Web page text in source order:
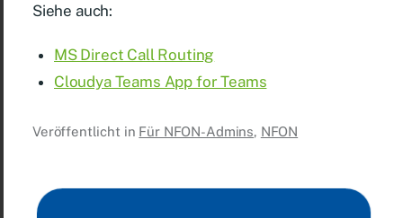
Sie­he auch:
MS Di­rect Call Rou­ting
Clou­dya Teams App for Teams
Veröffentlicht in Für NFON-Admins, NFON